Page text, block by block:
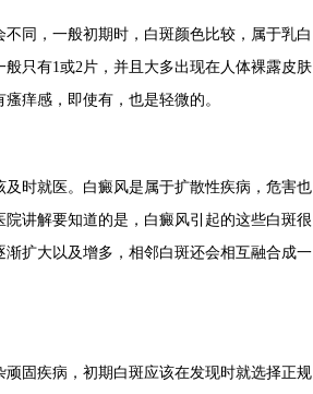
同，一般初期时，白斑颜色比较，属于乳白
只有1或2片，并且大多出现在人体裸露皮肤
痒感，即使有，也是轻微的。
时就医。白癜风是属于扩散性疾病，危害也
院讲解要知道的是，白癜风引起的这些白斑很
扩大以及增多，相邻白斑还会相互融合成一
固疾病，初期白斑应该在发现时就选择正规